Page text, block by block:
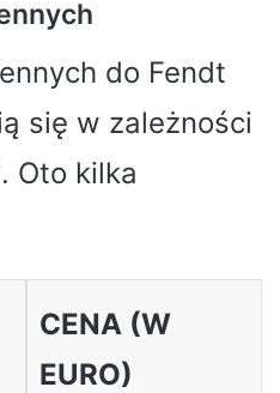
do Fendt
się w zależności
Oto kilka
CENA (W
EURO)